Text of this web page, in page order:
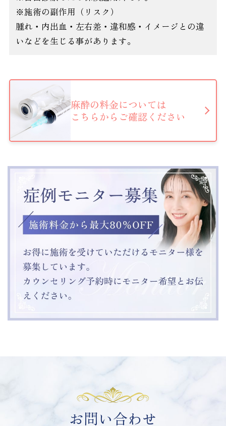
※施術の副作用（リスク）
腫れ・内出血・左右差・違和感・イメージとの違
いなどを生じる事があります。
麻酔の料金については
こちらからご確認ください
お問い合わせ